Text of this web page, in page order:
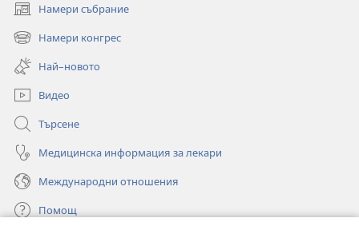
Намери събрание
(отваря
нов
прозорец)
Намери конгрес
(отваря
нов
прозорец)
Най–новото
Видео
Търсене
Медицинска информация за лекари
Международни отношения
Помощ